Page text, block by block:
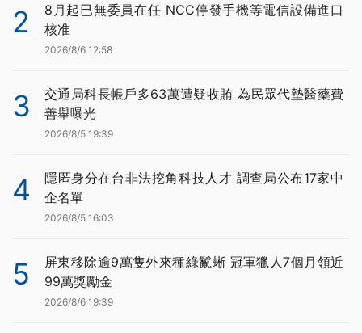
2
8月起已無委員在任 NCC停發手機等電信設備進口
核准
2026/8/6 12:58
3
交通局科長帳戶多63萬遭疑收賄 為民眾代墊醫藥費
善舉曝光
2026/8/5 19:39
4
隱匿身分在台非法挖角科技人才 調查局公布17家中
企名單
2026/8/5 16:03
5
屏東移除逾9萬隻外來種綠鬣蜥 冠軍獵人7個月領近
99萬獎勵金
2026/8/6 19:39